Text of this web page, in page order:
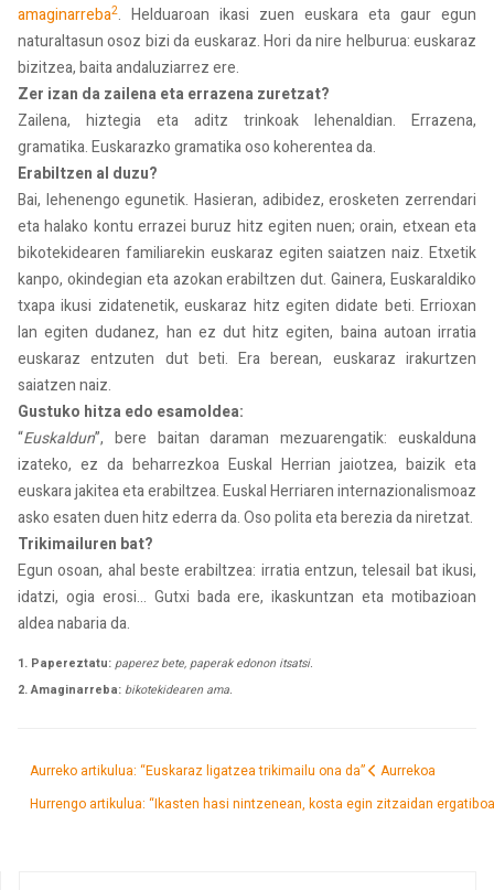
amaginarreba2. Helduaroan ikasi zuen euskara eta gaur egun
naturaltasun osoz bizi da euskaraz. Hori da nire helburua: euskaraz
bizitzea, baita andaluziarrez ere.
Zer izan da zailena eta errazena zuretzat?
Zailena, hiztegia eta aditz trinkoak lehenaldian. Errazena,
gramatika. Euskarazko gramatika oso koherentea da.
Erabiltzen al duzu?
Bai, lehenengo egunetik. Hasieran, adibidez, erosketen zerrendari
eta halako kontu errazei buruz hitz egiten nuen; orain, etxean eta
bikotekidearen familiarekin euskaraz egiten saiatzen naiz. Etxetik
kanpo, okindegian eta azokan erabiltzen dut. Gainera, Euskaraldiko
txapa ikusi zidatenetik, euskaraz hitz egiten didate beti. Errioxan
lan egiten dudanez, han ez dut hitz egiten, baina autoan irratia
euskaraz entzuten dut beti. Era berean, euskaraz irakurtzen
saiatzen naiz.
Gustuko hitza edo esamoldea:
“Euskaldun”, bere baitan daraman mezuarengatik: euskalduna
izateko, ez da beharrezkoa Euskal Herrian jaiotzea, baizik eta
euskara jakitea eta erabiltzea. Euskal Herriaren internazionalismoaz
asko esaten duen hitz ederra da. Oso polita eta berezia da niretzat.
Trikimailuren bat?
Egun osoan, ahal beste erabiltzea: irratia entzun, telesail bat ikusi,
idatzi, ogia erosi... Gutxi bada ere, ikaskuntzan eta motibazioan
aldea nabaria da.
1. Papereztatu: paperez bete, paperak edonon itsatsi.
2. Amaginarreba: bikotekidearen ama.
Aurreko artikulua: “Euskaraz ligatzea trikimailu ona da”
Aurrekoa
Hurrengo artikulua: “Ikasten hasi nintzenean, kosta egin zitzaidan